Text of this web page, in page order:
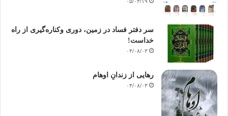
۰۵/۰۳/۱۹
سر دفتر فساد در زمین‌، دوری وکناره‌گیری از راه
خداست‌!
۰۴/۰۸/۰۳
رهایی از زندانِ اوهام
۰۴/۰۸/۰۳